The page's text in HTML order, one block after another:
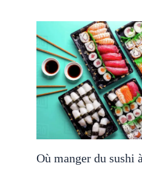
Où manger du sushi